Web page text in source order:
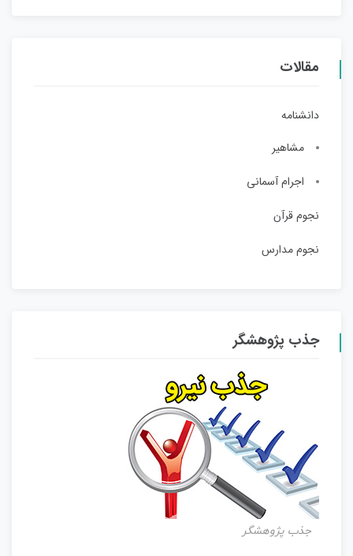
مقالات
دانشنامه
مشاهیر
اجرام آسمانی
نجوم قرآن
نجوم مدارس
جذب پژوهشگر
جذب پژوهشگر